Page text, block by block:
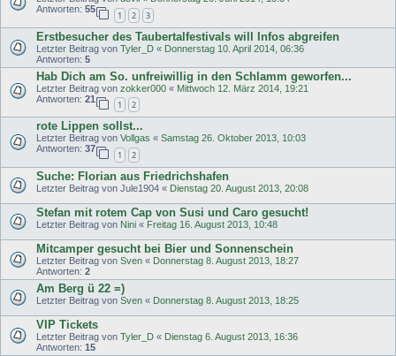
Antworten: 55
1 2 3
Erstbesucher des Taubertalfestivals will Infos abgreifen
Letzter Beitrag von Tyler_D « Donnerstag 10. April 2014, 06:36
Antworten: 5
Hab Dich am So. unfreiwillig in den Schlamm geworfen...
Letzter Beitrag von zokker000 « Mittwoch 12. März 2014, 19:21
Antworten: 21
1 2
rote Lippen sollst...
Letzter Beitrag von Vollgas « Samstag 26. Oktober 2013, 10:03
Antworten: 37
1 2
Suche: Florian aus Friedrichshafen
Letzter Beitrag von Jule1904 « Dienstag 20. August 2013, 20:08
Stefan mit rotem Cap von Susi und Caro gesucht!
Letzter Beitrag von Nini « Freitag 16. August 2013, 10:48
Mitcamper gesucht bei Bier und Sonnenschein
Letzter Beitrag von Sven « Donnerstag 8. August 2013, 18:27
Antworten: 2
Am Berg ü 22 =)
Letzter Beitrag von Sven « Donnerstag 8. August 2013, 18:25
VIP Tickets
Letzter Beitrag von Tyler_D « Dienstag 6. August 2013, 16:36
Antworten: 15